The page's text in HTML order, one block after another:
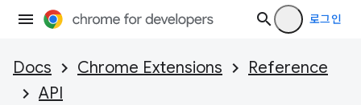
로그인
Docs Chrome Extensions
Reference
API